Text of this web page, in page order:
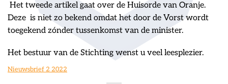
Het tweede artikel gaat over de Huisorde van Oranje.
Deze is niet zo bekend omdat het door de Vorst wordt
toegekend zónder tussenkomst van de minister.
Het bestuur van de Stichting wenst u veel leesplezier.
Nieuwsbrief 2 2022